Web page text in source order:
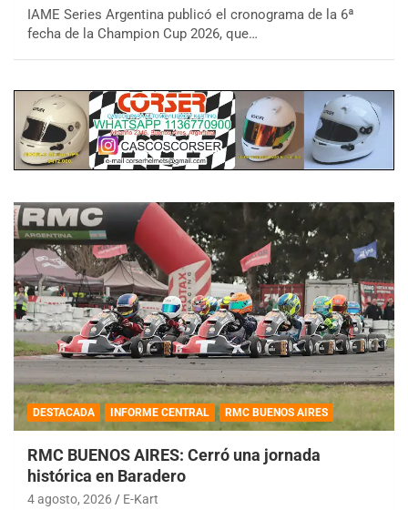
IAME Series Argentina publicó el cronograma de la 6ª
fecha de la Champion Cup 2026, que…
DESTACADA INFORME CENTRAL RMC BUENOS AIRES
RMC BUENOS AIRES: Cerró una jornada
histórica en Baradero
4 agosto, 2026 E-Kart